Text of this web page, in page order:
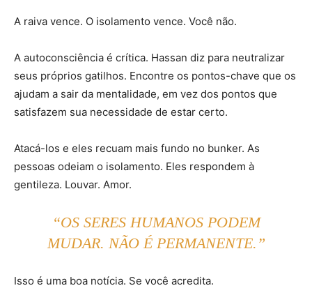
A raiva vence. O isolamento vence. Você não.
A autoconsciência é crítica. Hassan diz para neutralizar
seus próprios gatilhos. Encontre os pontos-chave que os
ajudam a sair da mentalidade, em vez dos pontos que
satisfazem sua necessidade de estar certo.
Atacá-los e eles recuam mais fundo no bunker. As
pessoas odeiam o isolamento. Eles respondem à
gentileza. Louvar. Amor.
“OS SERES HUMANOS PODEM
MUDAR. NÃO É PERMANENTE.”
Isso é uma boa notícia. Se você acredita.